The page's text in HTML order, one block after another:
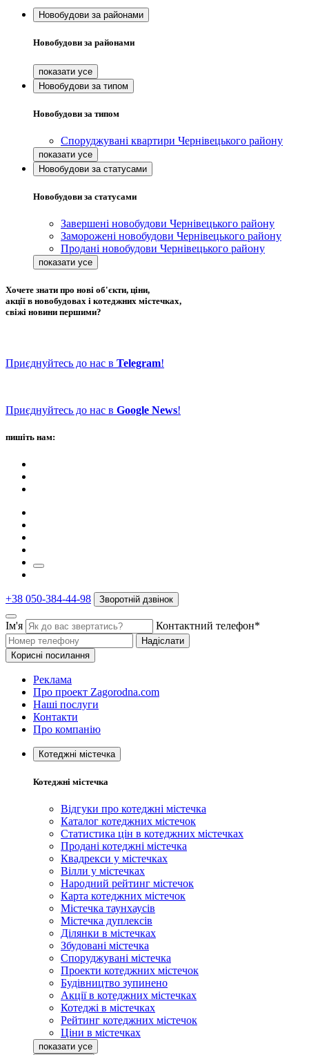
Новобудови за районами
Новобудови за районами
Новобудови за типом
Новобудови за типом
Споруджувані квартири Чернівецького району
Новобудови за статусами
Новобудови за статусами
Завершені новобудови Чернівецького району
Заморожені новобудови Чернівецького району
Продані новобудови Чернівецького району
Хочете знати про нові об'єкти, ціни,
акції в новобудовах і котеджних містечках,
свіжі новини першими?
Приєднуйтесь до нас в Telegram!
Приєднуйтесь до нас в Google News!
пишіть нам:
+38 050-384-44-98 Зворотній дзвінок
Ім'я Контактний телефон*
Надіслати
Корисні посилання
Реклама
Про проект Zagorodna.com
Наші послуги
Контакти
Про компанію
Котеджні містечка
Котеджні містечка
Відгуки про котеджні містечка
Каталог котеджних містечок
Статистика цін в котеджних містечках
Продані котеджні містечка
Квадрекси у містечках
Вілли у містечках
Народний рейтинг містечок
Карта котеджних містечок
Містечка таунхаусів
Містечка дуплексів
Ділянки в містечках
Збудовані містечка
Споруджувані містечка
Проекти котеджних містечок
Будівництво зупинено
Акції в котеджних містечках
Котеджі в містечках
Рейтинг котеджних містечок
Ціни в містечках